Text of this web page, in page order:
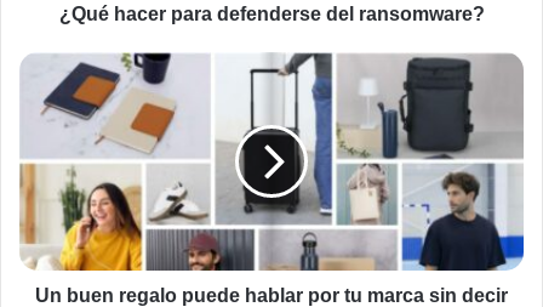
¿Qué hacer para defenderse del ransomware?
Un
buen
regalo
hablar
por
tu
marca
sin
decir
Un buen regalo puede hablar por tu marca sin decir